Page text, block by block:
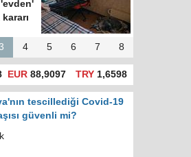
'evden'
kararı
4 5 6 7 8
EUR 88,9097 TRY1,6598
tescillediği Covid-19
güvenli mi?